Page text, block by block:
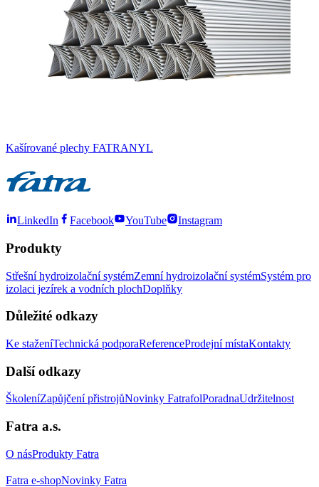
Kašírované plechy FATRANYL
LinkedIn Facebook YouTube Instagram
Produkty
Střešní hydroizolační systémZemní hydroizolační systémSystém pro
izolaci jezírek a vodních plochDoplňky
Důležité odkazy
Ke staženíTechnická podporaReferenceProdejní místaKontakty
Další odkazy
ŠkoleníZapůjčení přistrojůNovinky FatrafolPoradnaUdržitelnost
Fatra a.s.
O násProdukty Fatra
Fatra e-shopNovinky Fatra